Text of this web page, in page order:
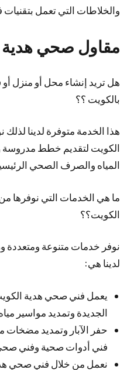
والخلاطات التي تعمل بتقنيات
مقاول صحي هدية
هل تريد إنشاء محل أو منزل
بالكويت ؟؟
هذا الخدمة متوفرة لدينا
الكويت لتقديم خطط مدروسة
المياه والصرف الصحي
ما هي الخدمات التي نوفرها
الكويت؟؟
نوفر خدمات متنوعة ومتعددة
لدينا هي:
يعمل فني صحي هدية
الجديدة وتمديد مواسير
حفر الآبار وتمديد مضخات
فني أدوات صحية وفني
نعمل من خلال فني صحي